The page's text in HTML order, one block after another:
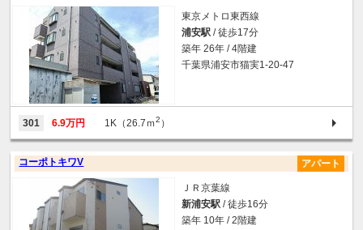
東京メトロ東西線
浦安駅 / 徒歩17分
築年 26年 / 4階建
千葉県浦安市猫実1-20-47
301 6.9万円 1K（26.7ｍ2 ）
コーポトキワV アパート
ＪＲ京葉線
新浦安駅 / 徒歩16分
築年 10年 / 2階建